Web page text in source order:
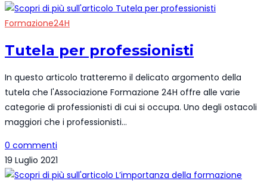
Formazione24H
Tutela per professionisti
In questo articolo tratteremo il delicato argomento della
tutela che l'Associazione Formazione 24H offre alle varie
categorie di professionisti di cui si occupa. Uno degli ostacoli
maggiori che i professionisti…
0 commenti
19 Luglio 2021